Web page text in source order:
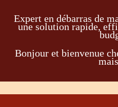
Expert en débarras de
une solution rapide,
Bonjour et bienvenue